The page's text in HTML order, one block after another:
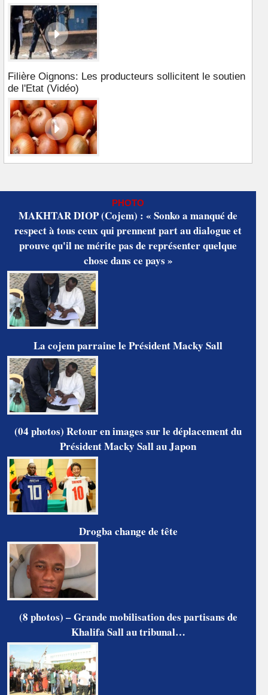
Filière Oignons: Les producteurs sollicitent le soutien
de l'Etat (Vidéo)
PHOTO
MAKHTAR DIOP (Cojem) : « Sonko a manqué de
respect à tous ceux qui prennent part au dialogue et
prouve qu'il ne mérite pas de représenter quelque
chose dans ce pays »
La cojem parraine le Président Macky Sall
(04 photos) Retour en images sur le déplacement du
Président Macky Sall au Japon
Drogba change de tête
(8 photos) – Grande mobilisation des partisans de
Khalifa Sall au tribunal…